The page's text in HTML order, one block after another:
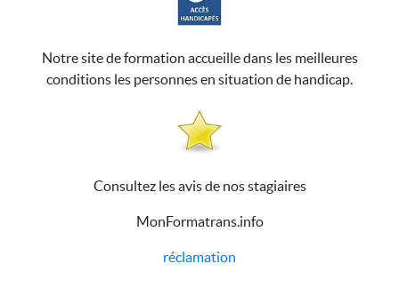
Notre site de formation accueille dans les meilleures
conditions les personnes en situation de handicap.
Consultez les avis de nos stagiaires
MonFormatrans.info
réclamation